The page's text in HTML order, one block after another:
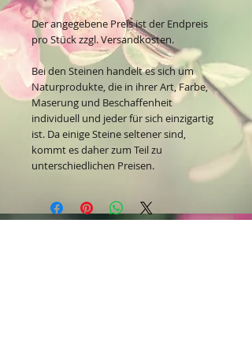
Der angegebene Preis ist der Endpreis
pro Stück zzgl. Versandkosten.
Bei den Steinen handelt es sich um
Naturprodukte, die in ihrer Art, Farbe,
Maserung und Beschaffenheit
individuell und jeder für sich einzigartig
ist. Da einige Steine seltener sind,
kommt es daher zum Teil zu
unterschiedlichen Preisen.